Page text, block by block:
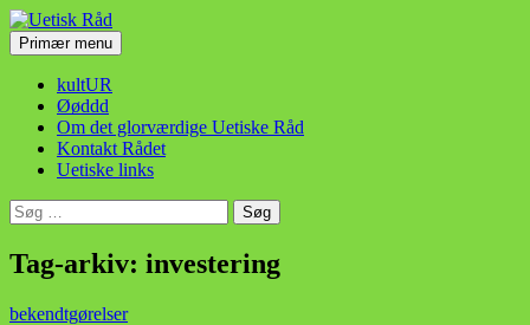
Hop
til
indhold
Uetisk Råd
SøgPrimær menu
kultUR
Øøddd
Om det glorværdige Uetiske Råd
Kontakt Rådet
Uetiske links
Søg
efter:
Tag-arkiv: investering
bekendtgørelser